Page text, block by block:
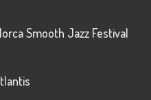
Smooth Jazz Festival